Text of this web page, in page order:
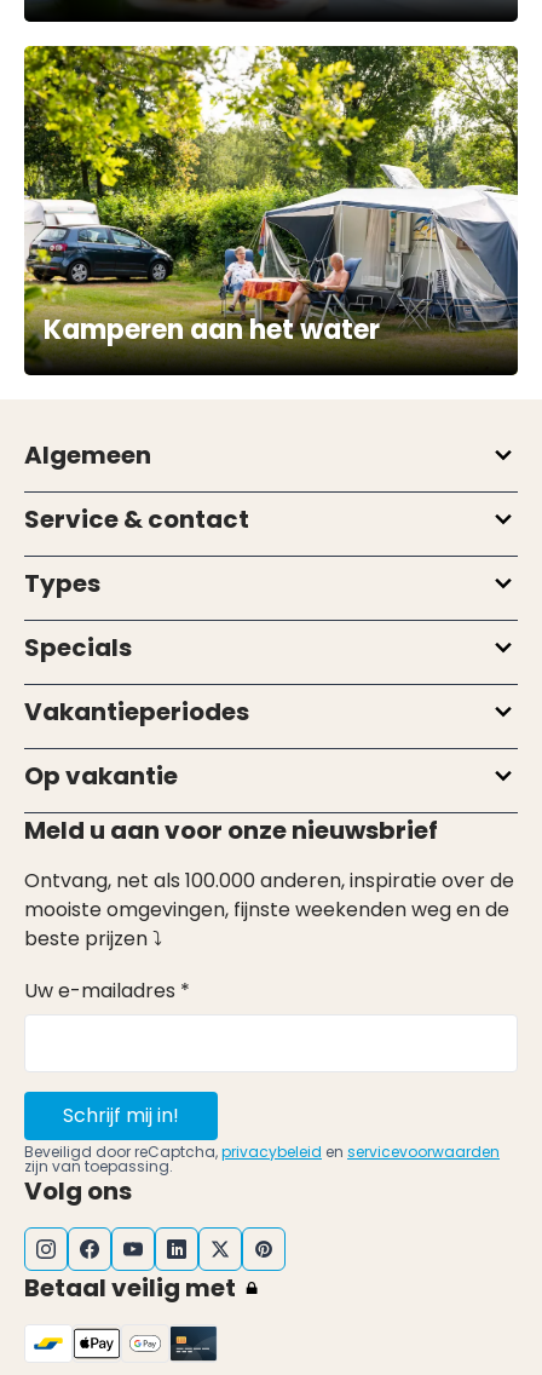
Kamperen aan het water
Algemeen
Service & contact
Types
Specials
Vakantieperiodes
Op vakantie
Meld u aan voor onze nieuwsbrief
Ontvang, net als 100.000 anderen, inspiratie over de
mooiste omgevingen, fijnste weekenden weg en de
beste prijzen ⤵
Uw e-mailadres *
Schrijf mij in!
Beveiligd door reCaptcha,privacybeleid en servicevoorwaarden
zijn van toepassing.
Volg ons
Betaal veilig met